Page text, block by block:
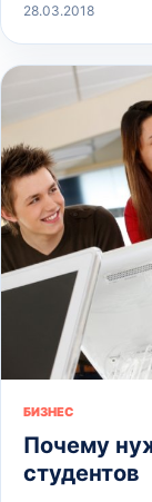
28.03.2018
БИЗНЕС
Почему
студентов